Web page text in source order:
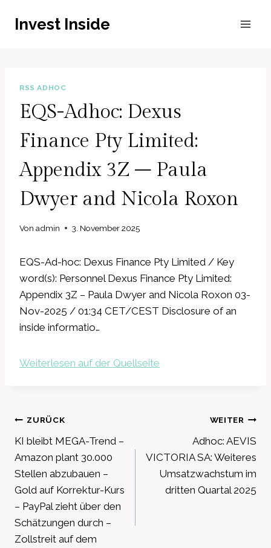
InhaltInvest Inside
RSS ADHOC
EQS-Adhoc: Dexus
Finance Pty Limited:
Appendix 3Z – Paula
Dwyer and Nicola Roxon
Von admin 3. November 2025
EQS-Ad-hoc: Dexus Finance Pty Limited / Key
word(s): Personnel Dexus Finance Pty Limited:
Appendix 3Z – Paula Dwyer and Nicola Roxon 03-
Nov-2025 / 01:34 CET/CEST Disclosure of an
inside informatio…
Weiterlesen auf der Quellseite
Beitragsnavigation
ZURÜCK
KI bleibt MEGA-Trend –
Amazon plant 30.000
Stellen abzubauen –
Gold auf Korrektur-Kurs
– PayPal zieht über den
Schätzungen durch –
Zollstreit auf dem
WEITER
Adhoc: AEVIS
VICTORIA SA: Weiteres
Umsatzwachstum im
dritten Quartal 2025